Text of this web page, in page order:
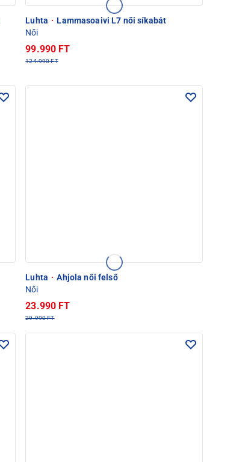
Luhta · Lammasoaivi L7 női síkabát
Női
99.990 FT
124.990 FT
Luhta · Ahjola női felső
Női
23.990 FT
29.990 FT